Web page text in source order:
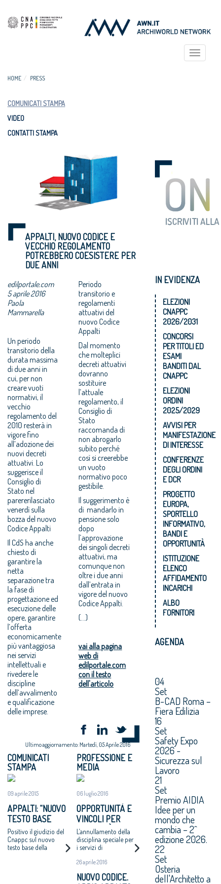
Toggle
HOME PRESS
COMUNICATI STAMPA
VIDEO
CONTATTI STAMPA
APPALTI, NUOVO CODICE E
VECCHIO REGOLAMENTO
POTREBBERO COESISTERE PER
DUE ANNI
edilportale.com
5 aprile 2016
Paola
Mammarella
Un periodo
transitorio della
durata massima
di due anni in
cui, per non
creare vuoti
normativi, il
vecchio
regolamento del
2010 resterà in
vigore fino
all’adozione dei
nuovi decreti
attuativi. Lo
suggerisce il
Consiglio di
Stato nel
parererilasciato
venerdì sulla
bozza del nuovo
Codice Appalti
Il CdS ha anche
chiesto di
garantire la
netta
separazione tra
la fase di
progettazione ed
esecuzione delle
opere, garantire
l’offerta
economicamente
più vantaggiosa
nei servizi
intellettuali e
rivedere le
discipline
dell’avvalimento
e qualificazione
delle imprese.
Periodo
transitorio e
regolamenti
attuativi del
nuovo Codice
Appalti
Dal momento
che molteplici
decreti attuativi
dovranno
sostituire
l’attuale
regolamento, il
Consiglio di
Stato
raccomanda di
non abrogarlo
subito perché
così si creerebbe
un vuoto
normativo poco
gestibile.
Il suggerimento è
di mandarlo in
pensione solo
dopo
l’approvazione
dei singoli decreti
attuativi, ma
comunque non
oltre i due anni
dall’entrata in
vigore del nuovo
Codice Appalti.
(...)
vai alla pagina
web di
edilportale.com
con il testo
dell'articolo
Ultimo aggiornamento: Martedì, 05 Aprile 2016
COMUNICATI
STAMPA
09 aprile 2015
APPALTI: “NUOVO
TESTO BASE
CODICE
RECEPISCE
NOSTRE
Positivo il giudizio del
Cnappc sul nuovo
testo base della
PROFESSIONE E
MEDIA
06 luglio 2016
OPPORTUNITÀ E
VINCOLI PER
L’ATTIVITÀ DI
PROGETTAZIONE
L’annullamento della
disciplina speciale per
i servizi di
ingegneria e l’obbligo
interno deludono le
26 aprile 2016
NUOVO CODICE.
IN EVIDENZA
ELEZIONI
CNAPPC
2026/2031
CONCORSI
PER TITOLI ED
ESAMI
BANDITI DAL
CNAPPC
ELEZIONI
ORDINI
2025/2029
AVVISI PER
MANIFESTAZIONE
DI INTERESSE
CONFERENZE
DEGLI ORDINI
E DCR
PROGETTO
EUROPA,
SPORTELLO
INFORMATIVO,
BANDI E
OPPORTUNITÀ
ISTITUZIONE
ELENCO
AFFIDAMENTO
INCARICHI
ALBO
FORNITORI
AGENDA
04
Set
B-CAD Roma –
Fiera Edilizia
16
Set
Safety Expo
2026 -
Sicurezza sul
Lavoro
21
Set
Premio AIDIA
Idee per un
mondo che
cambia – 2^
edizione 2026.
22
Set
Osteria
dell'Architetto a